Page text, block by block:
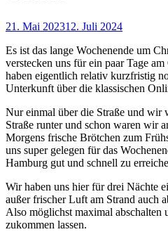
21. Mai 202312. Juli 2024
Es ist das lange Wochenende um
verstecken uns für ein paar Tage
haben eigentlich relativ kurzfristig
Unterkunft über die klassischen
Nur einmal über die Straße und wir
Straße runter und schon waren wir
Morgens frische Brötchen zum
uns super gelegen für das
Hamburg gut und schnell zu
Wir haben uns hier für drei Nächte
außer frischer Luft am Strand auch
Also möglichst maximal abschalten
zukommen lassen.